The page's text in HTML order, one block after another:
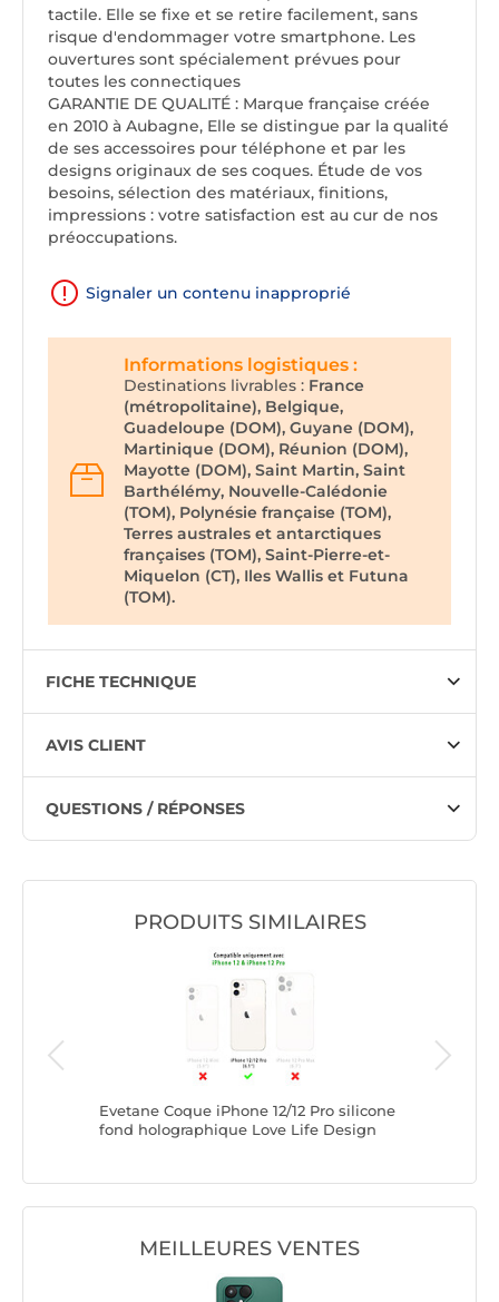
tactile. Elle se fixe et se retire facilement, sans
risque d'endommager votre smartphone. Les
ouvertures sont spécialement prévues pour
toutes les connectiques
GARANTIE DE QUALITÉ : Marque française créée
en 2010 à Aubagne, Elle se distingue par la qualité
de ses accessoires pour téléphone et par les
designs originaux de ses coques. Étude de vos
besoins, sélection des matériaux, finitions,
impressions : votre satisfaction est au cur de nos
préoccupations.
Signaler un contenu inapproprié
Informations logistiques :
Destinations livrables : France
(métropolitaine), Belgique,
Guadeloupe (DOM), Guyane (DOM),
Martinique (DOM), Réunion (DOM),
Mayotte (DOM), Saint Martin, Saint
Barthélémy, Nouvelle-Calédonie
(TOM), Polynésie française (TOM),
Terres australes et antarctiques
françaises (TOM), Saint-Pierre-et-
Miquelon (CT), Iles Wallis et Futuna
(TOM).
FICHE TECHNIQUE
AVIS CLIENT
QUESTIONS / RÉPONSES
PRODUITS SIMILAIRES
Evetane Coque iPhone 12/12 Pro silicone
fond holographique Love Life Design
MEILLEURES VENTES